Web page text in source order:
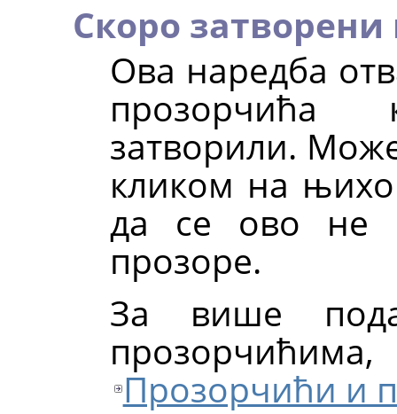
Скоро
Ова наредба
прозорчића
затворили.
кликом на
да се ово не
прозоре.
За више
Прозорчићи и